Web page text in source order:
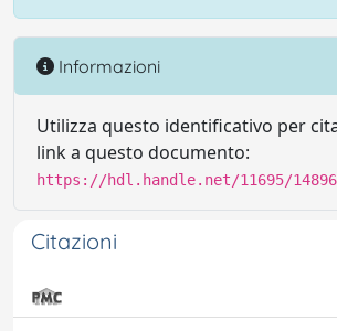
Informazioni
Utilizza questo identificativo per
link a questo documento:
https://hdl.handle.net/11695/14896
Citazioni